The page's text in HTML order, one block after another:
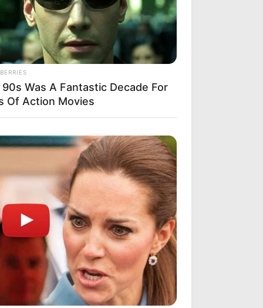
Was A Fantastic Decade For
Of Action Movies